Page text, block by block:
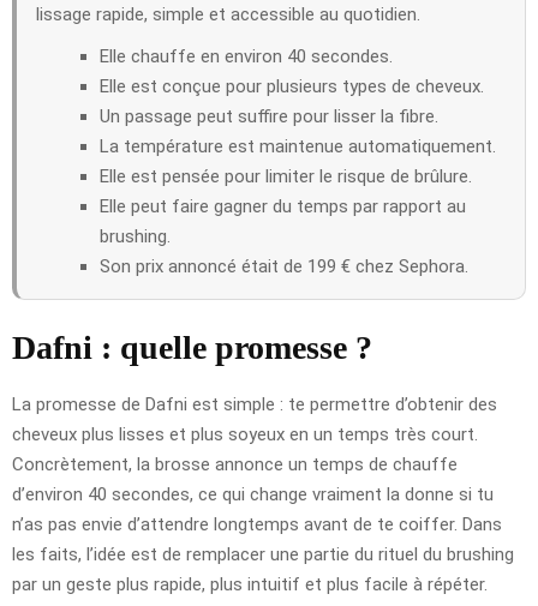
lissage rapide, simple et accessible au quotidien.
Elle chauffe en environ 40 secondes.
Elle est conçue pour plusieurs types de cheveux.
Un passage peut suffire pour lisser la fibre.
La température est maintenue automatiquement.
Elle est pensée pour limiter le risque de brûlure.
Elle peut faire gagner du temps par rapport au
brushing.
Son prix annoncé était de 199 € chez Sephora.
Dafni : quelle promesse ?
La promesse de Dafni est simple : te permettre d’obtenir des
cheveux plus lisses et plus soyeux en un temps très court.
Concrètement, la brosse annonce un temps de chauffe
d’environ 40 secondes, ce qui change vraiment la donne si tu
n’as pas envie d’attendre longtemps avant de te coiffer. Dans
les faits, l’idée est de remplacer une partie du rituel du brushing
par un geste plus rapide, plus intuitif et plus facile à répéter.